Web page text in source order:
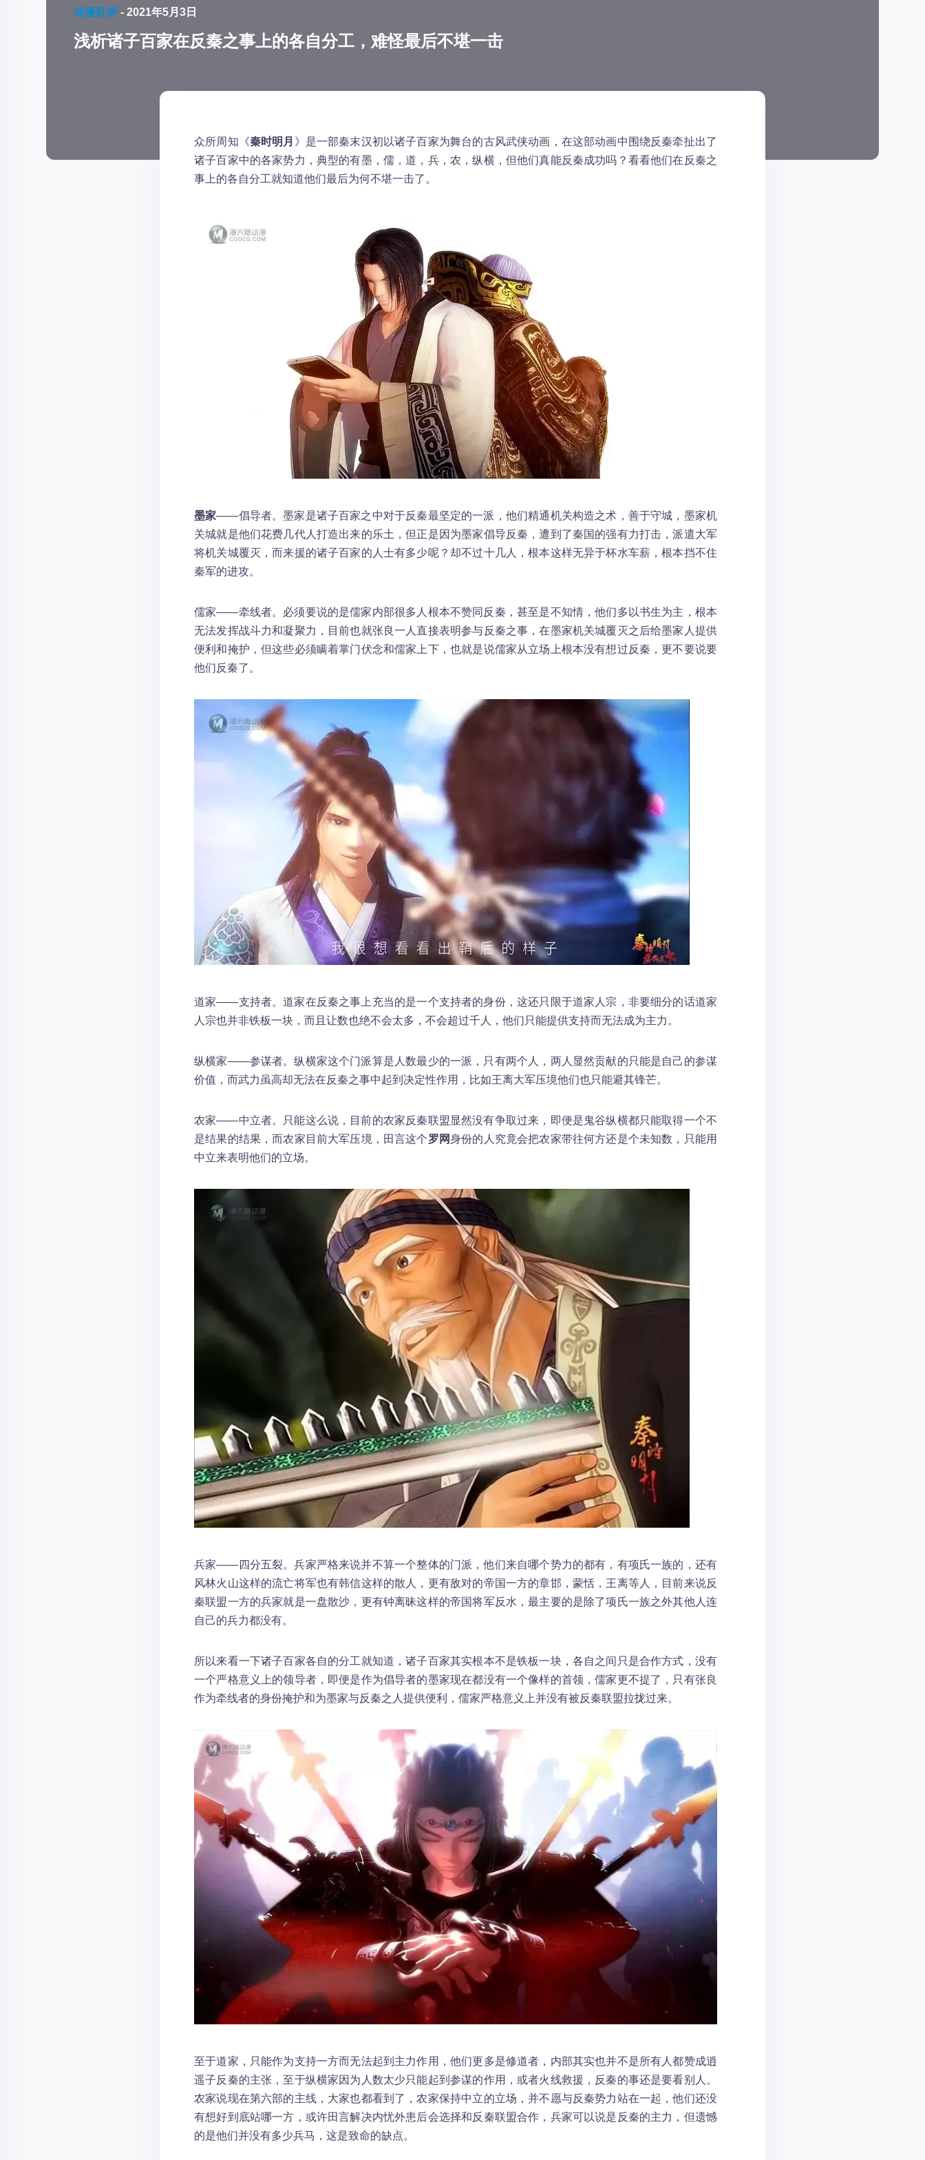
动漫乱评 - 2021年5月3日
浅析诸子百家在反秦之事上的各自分工，难怪最后不堪一击
众所周知《秦时明月 》是一部秦末汉初以诸子百家为舞台的古风武侠动画，在这部动画中围绕反秦牵扯出了
诸子百家中的各家势力，典型的有墨，儒，道，兵，农，纵横，但他们真能反秦成功吗？看看他们在反秦之
事上的各自分工就知道他们最后为何不堪一击了。
墨家——倡导者。墨家是诸子百家之中对于反秦最坚定的一派，他们精通机关构造之术，善于守城，墨家机
关城就是他们花费几代人打造出来的乐土，但正是因为墨家倡导反秦，遭到了秦国的强有力打击，派遣大军
将机关城覆灭，而来援的诸子百家的人士有多少呢？却不过十几人，根本这样无异于杯水车薪，根本挡不住
秦军的进攻。
儒家——牵线者。必须要说的是儒家内部很多人根本不赞同反秦，甚至是不知情，他们多以书生为主，根本
无法发挥战斗力和凝聚力，目前也就张良一人直接表明参与反秦之事，在墨家机关城覆灭之后给墨家人提供
便利和掩护，但这些必须瞒着掌门伏念和儒家上下，也就是说儒家从立场上根本没有想过反秦，更不要说要
他们反秦了。
道家——支持者。道家在反秦之事上充当的是一个支持者的身份，这还只限于道家人宗，非要细分的话道家
人宗也并非铁板一块，而且让数也绝不会太多，不会超过千人，他们只能提供支持而无法成为主力。
纵横家——参谋者。纵横家这个门派算是人数最少的一派，只有两个人，两人显然贡献的只能是自己的参谋
价值，而武力虽高却无法在反秦之事中起到决定性作用，比如王离大军压境他们也只能避其锋芒。
农家——中立者。只能这么说，目前的农家反秦联盟显然没有争取过来，即便是鬼谷纵横都只能取得一个不
是结果的结果，而农家目前大军压境，田言这个罗网身份的人究竟会把农家带往何方还是个未知数，只能用
中立来表明他们的立场。
兵家——四分五裂。兵家严格来说并不算一个整体的门派，他们来自哪个势力的都有，有项氏一族的，还有
风林火山这样的流亡将军也有韩信这样的散人，更有敌对的帝国一方的章邯，蒙恬，王离等人，目前来说反
秦联盟一方的兵家就是一盘散沙，更有钟离昧这样的帝国将军反水，最主要的是除了项氏一族之外其他人连
自己的兵力都没有。
所以来看一下诸子百家各自的分工就知道，诸子百家其实根本不是铁板一块，各自之间只是合作方式，没有
一个严格意义上的领导者，即便是作为倡导者的墨家现在都没有一个像样的首领，儒家更不提了，只有张良
作为牵线者的身份掩护和为墨家与反秦之人提供便利，儒家严格意义上并没有被反秦联盟拉拢过来。
至于道家，只能作为支持一方而无法起到主力作用，他们更多是修道者，内部其实也并不是所有人都赞成逍
遥子反秦的主张，至于纵横家因为人数太少只能起到参谋的作用，或者火线救援，反秦的事还是要看别人。
农家说现在第六部的主线，大家也都看到了，农家保持中立的立场，并不愿与反秦势力站在一起，他们还没
有想好到底站哪一方，或许田言解决内忧外患后会选择和反秦联盟合作，兵家可以说是反秦的主力，但遗憾
的是他们并没有多少兵马，这是致命的缺点。